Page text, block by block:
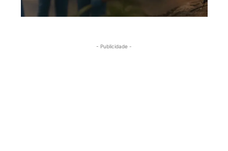
- Publicidade -